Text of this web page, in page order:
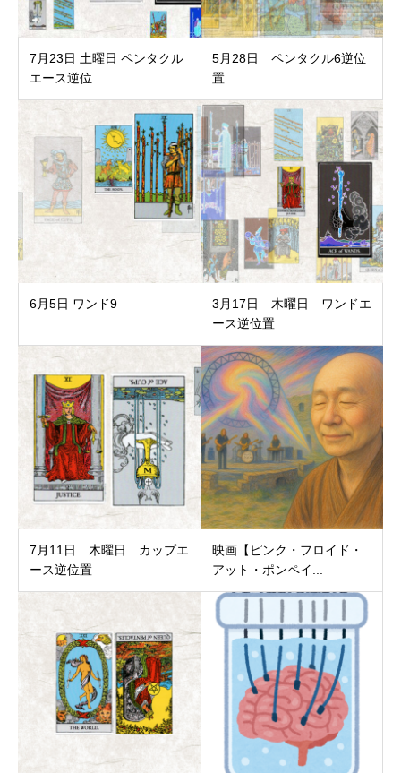
7月23日 土曜日 ペンタクル
エース逆位...
5月28日 ペンタクル6逆位
置
6月5日 ワンド9
3月17日 木曜日 ワンドエ
ース逆位置
7月11日 木曜日 カップエ
ース逆位置
映画【ピンク・フロイド・
アット・ポンペイ...